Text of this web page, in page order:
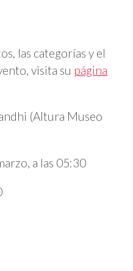
las categorías y el
visita su página
(Altura Museo
a las 05:30